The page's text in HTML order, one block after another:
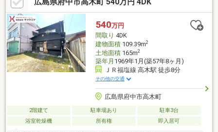
シューズボックス交換、クロス張替え【おすすめポイント】・本
物件は条件により住宅ローン減税が適用されます。・シロアリ防
除工事施工後5年間保証【周辺施設】・府中市立府中学園小学校
70ｍ（徒歩1分）・府中市立府中学園中学校70ｍ（徒歩1分/自転
車1分）・
540万円
間取り 4DK
建物面積109.39m2
土地面積165m2
築年月 1969年1月(築57年8ヶ月)
ＪＲ福塩線 高木駅 徒歩8分
その他の交通
広島県府中市高木町
2階建て 駐車場あり
駐車3台
浴室乾燥機
所有権 即入居可